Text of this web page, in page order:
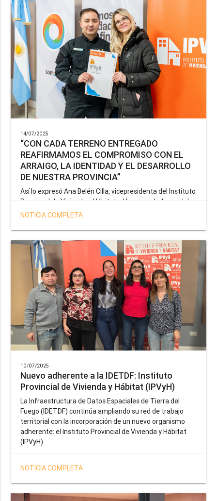
14/07/2025
“CON CADA TERRENO ENTREGADO
REAFIRMAMOS EL COMPROMISO CON EL
ARRAIGO, LA IDENTIDAD Y EL DESARROLLO
DE NUESTRA PROVINCIA”
Así lo expresó Ana Belén Cilla, vicepresidenta del Instituto
Provincial de Vivienda y Hábitat, al hacer un balance del
trabajo del organismo en el marco de la operatoria
salud y seguridad impulsada por el gobernador Gustavo
Melella.
NOTICIA COMPLETA
10/07/2025
Nuevo adherente a la IDETDF: Instituto
Provincial de Vivienda y Hábitat (IPVyH)
La Infraestructura de Datos Espaciales de Tierra del
Fuego (IDETDF) continúa ampliando su red de trabajo
territorial con la incorporación de un nuevo organismo
adherente: el Instituto Provincial de Vivienda y Hábitat
(IPVyH).
NOTICIA COMPLETA